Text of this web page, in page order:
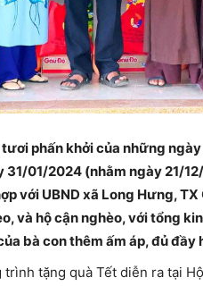
phấn khởi của những
01/2024 (nhằm ngày 21/
với UBND xã Long Hưng,
và hộ cận nghèo, với tổng
bà con thêm ấm áp, đủ đầy
tặng quà Tết diễn ra tại